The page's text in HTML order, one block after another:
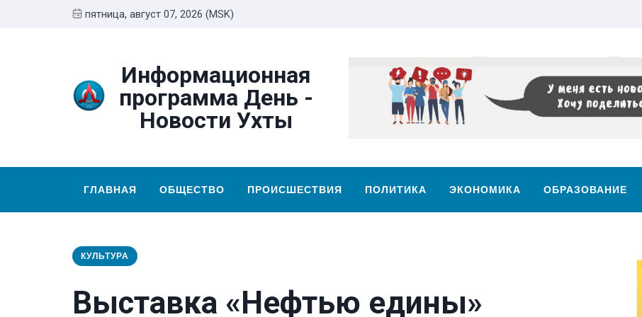
пятница, август 07, 2026 (MSK)
Информационная
программа День -
Новости Ухты
ГЛАВНАЯ ОБЩЕСТВО ПРОИСШЕСТВИЯ ПОЛИТИКА ЭКОНОМИКА ОБРАЗОВАНИЕ
КУЛЬТУРА
Выставка «Нефтью едины»